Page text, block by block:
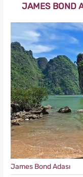
JAMES BOND
James Bond Adası